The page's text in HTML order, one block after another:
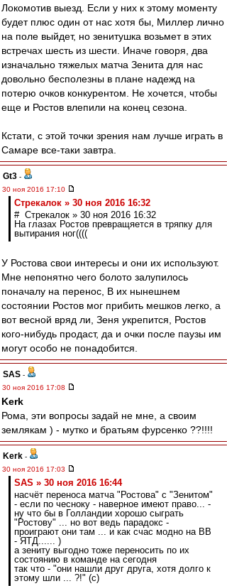
Локомотив выезд. Если у них к этому моменту
будет плюс один от нас хотя бы, Миллер лично
на поле выйдет, но зенитушка возьмет в этих
встречах шесть из шести. Иначе говоря, два
изначально тяжелых матча Зенита для нас
довольно бесполезны в плане надежд на
потерю очков конкурентом. Не хочется, чтобы
еще и Ростов влепили на конец сезона.
Кстати, с этой точки зрения нам лучше играть в
Самаре все-таки завтра.
Gt3 -
30 ноя 2016 17:10
Стрекалок » 30 ноя 2016 16:32
# Стрекалок » 30 ноя 2016 16:32
На глазах Ростов превращяется в тряпку для
вытирания ног((((
У Ростова свои интересы и они их используют.
Мне непонятно чего болото залупилось
поначалу на перенос, В их нынешнем
состоянии Ростов мог прибить мешков легко, а
вот весной вряд ли, Зеня укрепится, Ростов
кого-нибудь продаст, да и очки после паузы им
могут особо не понадобится.
SAS -
30 ноя 2016 17:08
Kerk
Рома, эти вопросы задай не мне, а своим
землякам ) - мутко и братьям фурсенко ??!!!!
Kerk -
30 ноя 2016 17:03
SAS » 30 ноя 2016 16:44
насчёт переноса матча "Ростова" с "Зенитом"
- если по чесноку - наверное имеют право... -
ну что бы в Голландии хорошо сыграть
"Ростову" ... но вот ведь парадокс -
проиграют они там ... и как счас модно на ВВ
- ЯТД...... )
а зениту выгодно тоже переносить по их
состоянию в команде на сегодня
так что - "они нашли друг друга, хотя долго к
этому шли ... ?!" (c)